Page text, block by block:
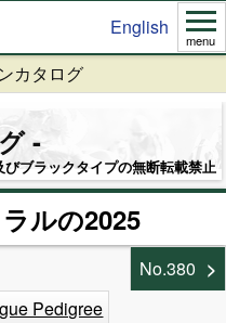
English
menu
カタログ
びブラックタイプの無断転載禁止
ルの2025
No.380
Pedigree